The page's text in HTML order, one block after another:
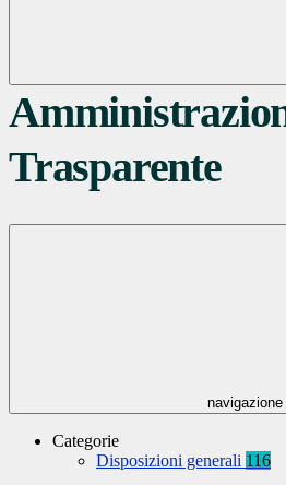
Trasparente
navigazione
Categorie
Disposizioni generali 116